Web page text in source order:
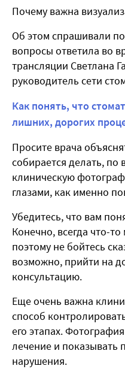
Почему важна
Об этом спрашивали
вопросы ответила во
трансляции Светлана
руководитель сети
Как понять, что
лишних, дорогих
Просите врача
собирается делать, по
клиническую
глазами, как именно
Убедитесь, что вам
Конечно, всегда что-
поэтому не бойтесь
возможно, прийти на
консультацию.
Еще очень важна
способ
его этапах.
лечение и показывать
нарушения.